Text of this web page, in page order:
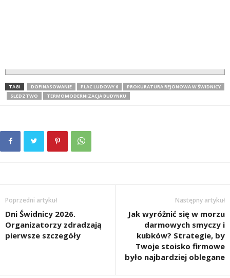
TAGI DOFINASOWANIE PLAC LUDOWY 6
PROKURATURA REJONOWA W ŚWIDNICY
SLEDZTWO
TERMOMODERNIZACJA BUDYNKU
Poprzedni artykuł
Dni Świdnicy 2026.
Organizatorzy zdradzają
pierwsze szczegóły
Następny artykuł
Jak wyróżnić się w morzu
darmowych smyczy i
kubków? Strategie, by
Twoje stoisko firmowe
było najbardziej oblegane